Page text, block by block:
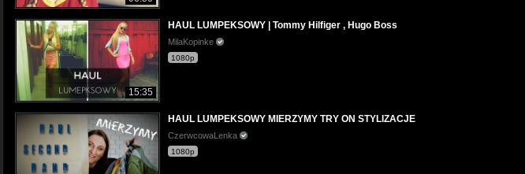
15:35
HAUL LUMPEKSOWY | Tommy Hilfiger , Hugo Boss
MilaKopinke
1080p
HAUL LUMPEKSOWY MIERZYMY TRY ON STYLIZACJE
CzerwcowaLenka
1080p